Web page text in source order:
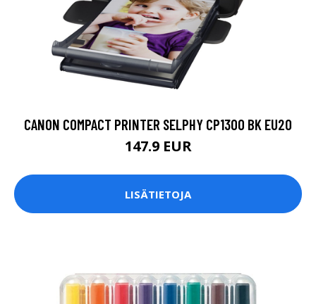
CANON COMPACT PRINTER SELPHY CP1300 BK EU20
147.9 EUR
LISÄTIETOJA